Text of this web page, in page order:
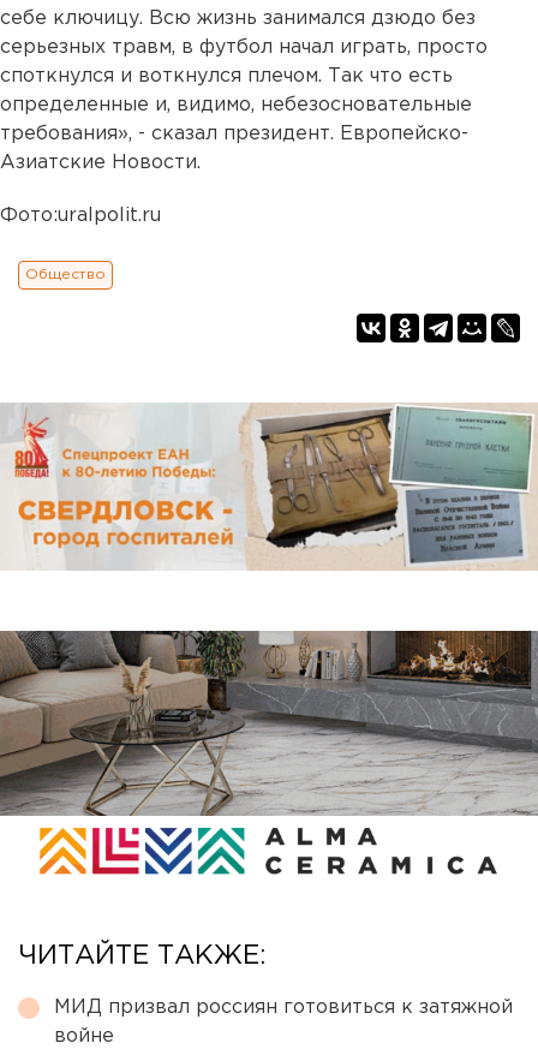
себе ключицу. Всю жизнь занимался дзюдо без
серьезных травм, в футбол начал играть, просто
споткнулся и воткнулся плечом. Так что есть
определенные и, видимо, небезосновательные
требования», - сказал президент. Европейско-
Азиатские Новости.
Фото:uralpolit.ru
Общество
ЧИТАЙТЕ ТАКЖЕ:
МИД призвал россиян готовиться к затяжной
войне